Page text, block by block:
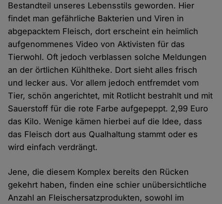
Bestandteil unseres Lebensstils geworden. Hier
findet man gefährliche Bakterien und Viren in
abgepacktem Fleisch, dort erscheint ein heimlich
aufgenommenes Video von Aktivisten für das
Tierwohl. Oft jedoch verblassen solche Meldungen
an der örtlichen Kühltheke. Dort sieht alles frisch
und lecker aus. Vor allem jedoch entfremdet vom
Tier, schön angerichtet, mit Rotlicht bestrahlt und mit
Sauerstoff für die rote Farbe aufgepeppt. 2,99 Euro
das Kilo. Wenige kämen hierbei auf die Idee, dass
das Fleisch dort aus Qualhaltung stammt oder es
wird einfach verdrängt.
Jene, die diesem Komplex bereits den Rücken
gekehrt haben, finden eine schier unübersichtliche
Anzahl an Fleischersatzprodukten, sowohl im